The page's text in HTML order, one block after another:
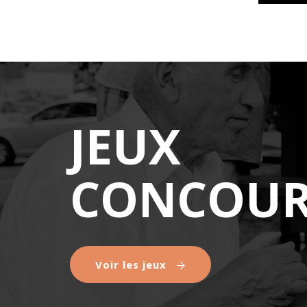
JEUX
Voir les jeux